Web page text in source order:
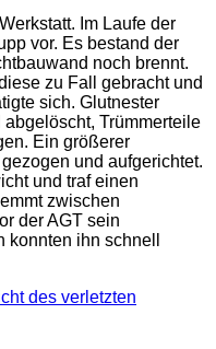
Im Laufe der
vor. Es bestand der
noch brennt.
zu Fall gebracht und
sich. Glutnester
Trümmerteile
Ein größerer
und aufgerichtet.
und traf einen
zwischen
der AGT sein
ihn schnell
des verletzten